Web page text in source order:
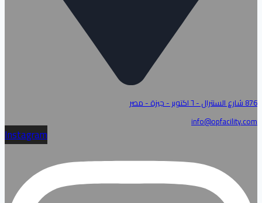
876 شارع السنترال - ٦ اكتوبر - جيزة - مصر
info@opfacility.com
Instagram